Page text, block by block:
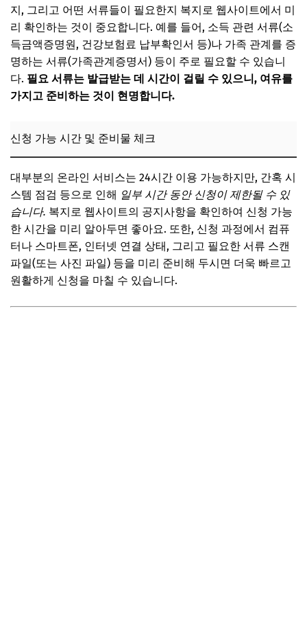
지, 그리고 어떤 서류들이 필요한지 복지로 웹사이트에서 미
리 확인하는 것이 중요합니다. 예를 들어, 소득 관련 서류(소
득금액증명원, 건강보험료 납부확인서 등)나 가족 관계를 증
명하는 서류(가족관계증명서) 등이 주로 필요할 수 있습니
다. 필요 서류는 발급받는 데 시간이 걸릴 수 있으니, 여유를
가지고 준비하는 것이 현명합니다.
신청 가능 시간 및 준비물 체크
대부분의 온라인 서비스는 24시간 이용 가능하지만, 간혹 시
스템 점검 등으로 인해 일부 시간 동안 신청이 제한될 수 있
습니다. 복지로 웹사이트의 공지사항을 확인하여 신청 가능
한 시간을 미리 알아두면 좋아요. 또한, 신청 과정에서 컴퓨
터나 스마트폰, 인터넷 연결 상태, 그리고 필요한 서류 스캔
파일(또는 사진 파일) 등을 미리 준비해 두시면 더욱 빠르고
원활하게 신청을 마칠 수 있습니다.